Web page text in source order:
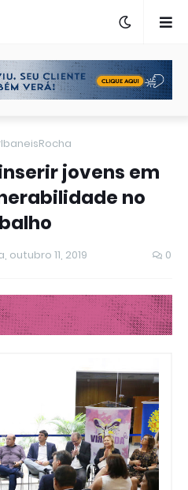
jovens em
no
11, 2019 0